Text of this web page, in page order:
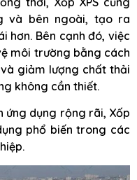
và bên ngoài, tạo ra
hơn. Bên cạnh đó, việc
môi trường bằng cách
giảm lượng chất thải
không cần thiết.
ứng dụng rộng rãi, Xốp
phổ biến trong các